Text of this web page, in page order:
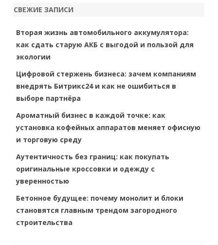
r
h
СВЕЖИЕ ЗАПИСИ
Вторая жизнь автомобильного аккумулятора:
как сдать старую АКБ с выгодой и пользой для
экологии
Цифровой стержень бизнеса: зачем компаниям
внедрять Битрикс24 и как не ошибиться в
выборе партнёра
Ароматный бизнес в каждой точке: как
установка кофейных аппаратов меняет офисную
и торговую среду
Аутентичность без границ: как покупать
оригинальные кроссовки и одежду с
уверенностью
Бетонное будущее: почему монолит и блоки
становятся главным трендом загородного
строительства